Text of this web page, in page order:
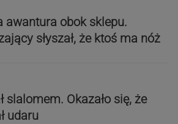
awantura obok sklepu.
słyszał, że ktoś ma nóż
slalomem. Okazało się, że
udaru